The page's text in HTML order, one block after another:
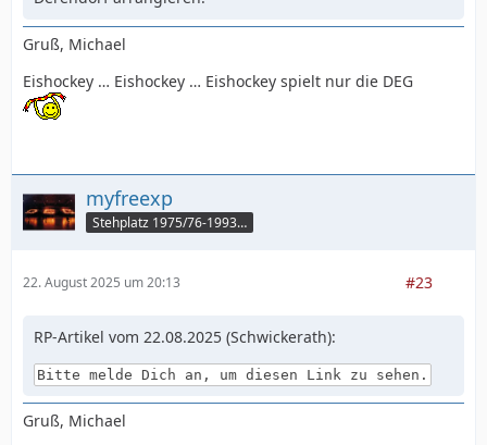
Gruß, Michael
Eishockey … Eishockey … Eishockey spielt nur die DEG
myfreexp
Stehplatz 1975/76-1993/94
22. August 2025 um 20:13 #23
RP-Artikel vom 22.08.2025 (Schwickerath):
Bitte melde Dich an, um diesen Link zu sehen.
Gruß, Michael